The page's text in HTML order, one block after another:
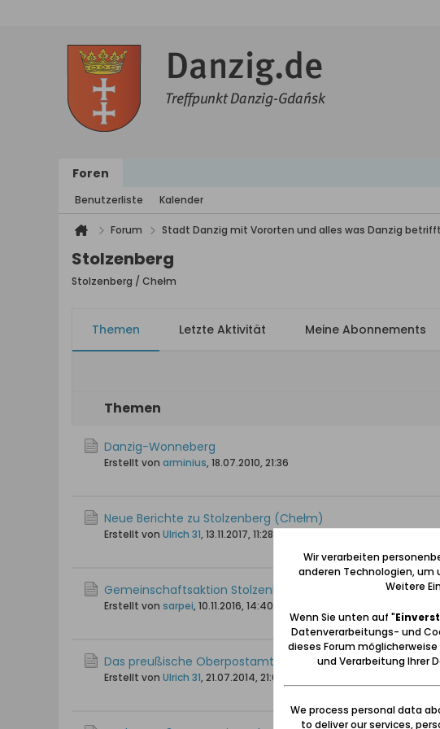
Foren
Benutzerliste Kalender
Forum Stadt Danzig mit Vororten und alles was Danzig betrifft
Stolzenberg
Stolzenberg / Chełm
Themen Letzte Aktivität Meine Abonnements
Themen
Danzig-Wonneberg
Erstellt von arminius, 18.07.2010, 21:36
Neue Berichte zu Stolzenberg (Chełm)
Erstellt von Ulrich 31, 13.11.2017, 11:28
Gemeinschaftsaktion Stolzenberg-Plan?
Erstellt von sarpei, 10.11.2016, 14:40
Das preußische Oberpostamt Stolzenberg
Erstellt von Ulrich 31, 21.07.2014, 21:05
Wir verarbeiten
anderen Technologien,
Weitere
Wenn Sie unten auf "
Datenverarbeitungs- und
dieses Forum
und Verarbeitung Ihrer
We process personal data
to deliver our services,